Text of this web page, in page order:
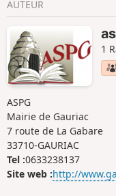
AUTEUR
1
ASPG
Mairie de Gauriac
7 route de La Gabare
33710-GAURIAC
Tel :0633238137
Site web :http://